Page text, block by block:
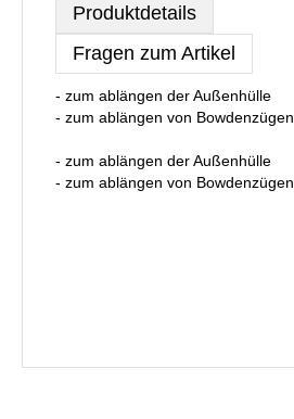
Produktdetails
Fragen zum Artikel
- zum ablängen der Außenhülle
- zum ablängen von Bowdenzügen
- zum ablängen der Außenhülle
- zum ablängen von Bowdenzügen